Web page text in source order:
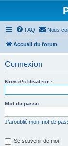
FAQ Nous
Accueil du forum
Connexion
Nom d’utilisateur :
Mot de passe :
J’ai oublié mon mot de
Se souvenir de moi